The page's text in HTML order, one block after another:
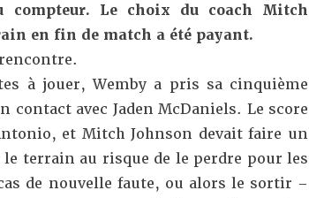
compteur. Le choix du coach Mitch
en fin de match a été payant.
à jouer, Wemby a pris sa cinquième
avec Jaden McDaniels. Le score
et Mitch Johnson devait faire un
terrain au risque de le perdre pour les
de nouvelle faute, ou alors le sortir –